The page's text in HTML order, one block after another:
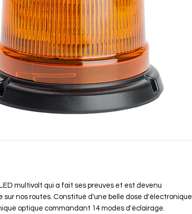
multivolt qui a fait ses preuves et est devenu
sur nos routes. Constitué d'une belle dose d'électronique
optique commandant 14 modes d'éclairage.